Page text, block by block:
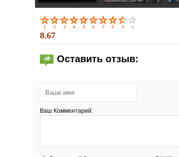
8.67
Оставить отзыв:
Ваш Комментарий: